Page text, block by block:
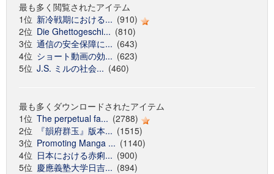
最も多く閲覧されたアイテム
1位 新冷戦期における... (910)
2位 Die Ghettogeschi... (810)
3位 通信の安全保障に... (643)
4位 ショート動画の効... (623)
5位 J.S. ミルの社会... (460)
最も多くダウンロードされたアイテム
1位 The perpetual fa... (2788)
2位
『韻府群玉』版本... (1515)
3位 Promoting Manga ... (1140)
4位 日本における赤痢... (900)
5位 慶應義塾大学日吉... (894)